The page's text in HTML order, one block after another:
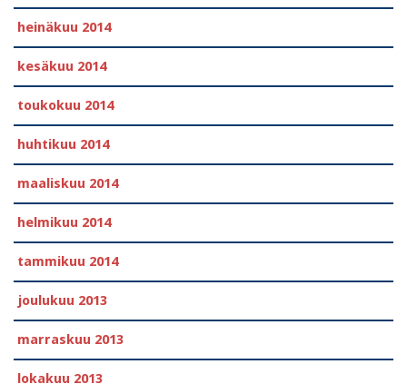
heinäkuu 2014
kesäkuu 2014
toukokuu 2014
huhtikuu 2014
maaliskuu 2014
helmikuu 2014
tammikuu 2014
joulukuu 2013
marraskuu 2013
lokakuu 2013